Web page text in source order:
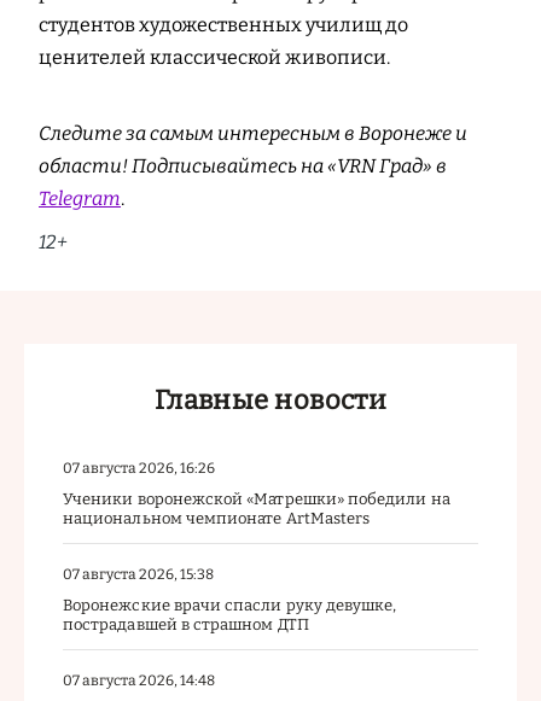
студентов художественных училищ до
ценителей классической живописи.
Следите за самым интересным в Воронеже и
области! Подписывайтесь на «VRN Град» в
Telegram.
12+
Главные новости
07 августа 2026, 16:26
Ученики воронежской «Матрешки» победили на
национальном чемпионате ArtMasters
07 августа 2026, 15:38
Воронежские врачи спасли руку девушке,
пострадавшей в страшном ДТП
07 августа 2026, 14:48